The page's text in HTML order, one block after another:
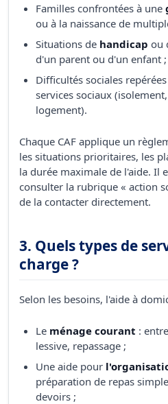
Familles confrontées à une
ou à la naissance de
Situations de handicap ou
d'un parent ou d'un enfant ;
Difficultés sociales
services sociaux
logement).
Chaque CAF applique un
les situations prioritaires, les
la durée maximale de l'aide. Il
consulter la rubrique « action
de la contacter directement.
3. Quels types de
charge ?
Selon les besoins, l'aide à
Le ménage courant :
lessive, repassage ;
Une aide pour
préparation de repas
devoirs ;